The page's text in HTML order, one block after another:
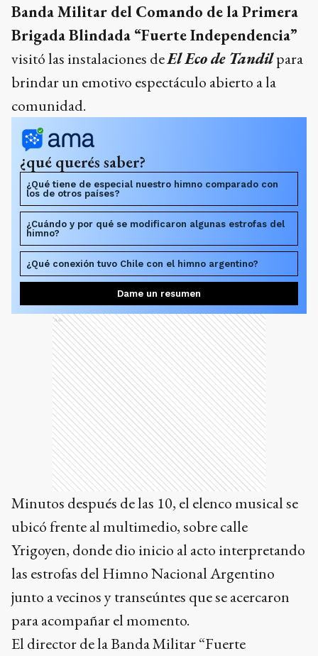
Banda Militar del Comando de la Primera
Brigada Blindada “Fuerte Independencia”
visitó las instalaciones deEl Eco de Tandilpara
brindar un emotivo espectáculo abierto a la
comunidad.
¿qué querés saber?
¿Qué tiene de especial nuestro himno comparado con
los de otros países?
¿Cuándo y por qué se modificaron algunas estrofas del
himno?
¿Qué conexión tuvo Chile con el himno argentino?
Dame un resumen
Ads
Minutos después de las 10, el elenco musical se
ubicó frente al multimedio, sobre calle
Yrigoyen, donde dio inicio al acto interpretando
las estrofas del Himno Nacional Argentino
junto a vecinos y transeúntes que se acercaron
para acompañar el momento.
El director de la Banda Militar “Fuerte